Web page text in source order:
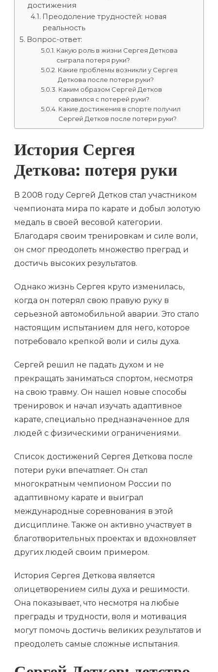
достижения
Преодоление трудностей: новая
реальность
Вопрос-ответ:
Какую роль в жизни Сергея Деткова
сыграла потеря руки?
Какие проблемы возникли у Сергея
Деткова после потери руки?
Каким образом Сергей Детков
справился с потерей руки?
Какие достижения в спорте получил
Сергей Детков после потери руки?
История Сергея
Деткова: потеря руки
В 2008 году Сергей Детков стал участником
чемпионата мира по карате и добыл золотую
медаль в своей весовой категории.
Благодаря своим тренировкам и силе воли,
он смог преодолеть множество преград и
достичь высоких результатов.
Однако жизнь Сергея круто изменилась,
когда он потерял свою правую руку в
серьезной автомобильной аварии. Это стало
настоящим испытанием для него, которое
потребовало крепкой воли и силы духа.
Сергей решил не падать духом и не
прекращать заниматься спортом, несмотря
на свою травму. Он нашел новые способы
тренировок и начал изучать адаптивное
карате, специально предназначенное для
людей с физическими ограничениями.
Список достижений Сергея Деткова после
потери руки впечатляет. Он стал
многократным чемпионом России по
адаптивному карате и выиграл
международные соревнования в этой
дисциплине. Также он активно участвует в
благотворительных проектах и вдохновляет
других людей своим примером.
История Сергея Деткова является
олицетворением силы духа и решимости.
Она показывает, что несмотря на любые
преграды и трудности, воля и мотивация
могут помочь достичь великих результатов и
преодолеть самые сложные испытания.